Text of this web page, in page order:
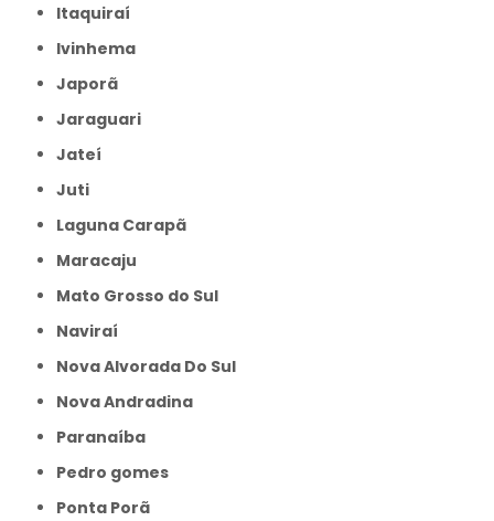
Itaquiraí
Ivinhema
Japorã
Jaraguari
Jateí
Juti
Laguna Carapã
Maracaju
Mato Grosso do Sul
Naviraí
Nova Alvorada Do Sul
Nova Andradina
Paranaíba
Pedro gomes
Ponta Porã